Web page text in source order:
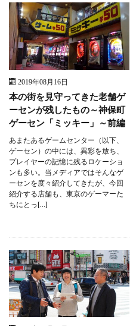
2019年08月16日
本の街を見守ってきた老舗ゲ
ーセンが残したもの～神保町
ゲーセン「ミッキー」～前編
あまたあるゲームセンター（以下、
ゲーセン）の中には、異彩を放ち、
プレイヤーの記憶に残るロケーショ
ンも多い。当メディアではそんなゲ
ーセンを度々紹介してきたが、今回
紹介する店舗も、東京のゲーマーた
ちにとっ[…]